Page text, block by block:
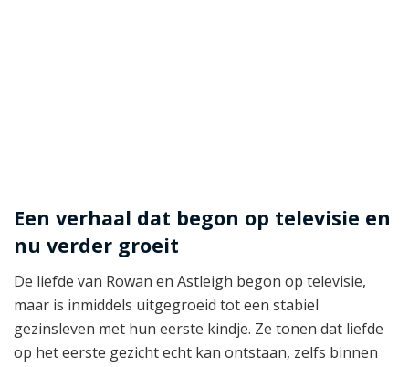
Een verhaal dat begon op televisie en
nu verder groeit
De liefde van Rowan en Astleigh begon op televisie,
maar is inmiddels uitgegroeid tot een stabiel
gezinsleven met hun eerste kindje. Ze tonen dat liefde
op het eerste gezicht echt kan ontstaan, zelfs binnen